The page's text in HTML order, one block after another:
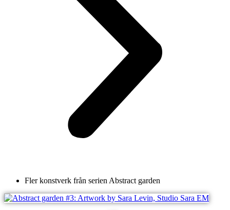
Fler konstverk från serien Abstract garden